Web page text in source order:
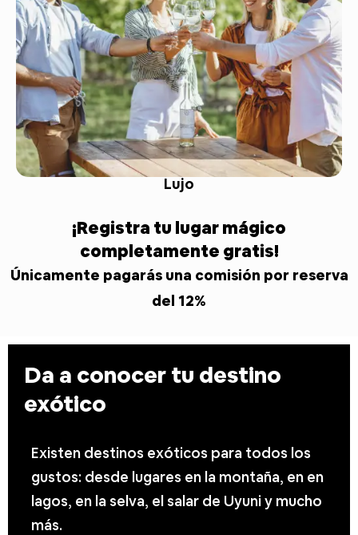
Lujo
¡Registra tu lugar mágico
completamente gratis!
Únicamente pagarás una comisión por reserva
del 12%
Da a conocer tu destino
exótico
Existen destinos exóticos para todos los
gustos: desde lugares en la montaña, en en
lagos, en la selva, el salar de Uyuni y mucho
más.